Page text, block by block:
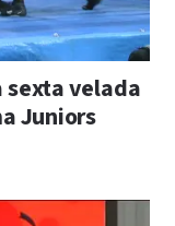
sexta velada
Juniors